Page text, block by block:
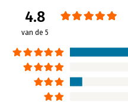
4.8
van de 5